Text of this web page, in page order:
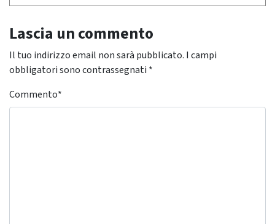
Lascia un commento
Il tuo indirizzo email non sarà pubblicato. I campi
obbligatori sono contrassegnati *
Commento*